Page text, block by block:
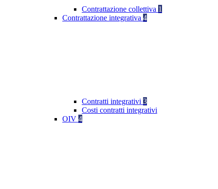
Contrattazione collettiva 1
Contrattazione integrativa 4
Contratti integrativi 3
Costi contratti integrativi
OIV 4